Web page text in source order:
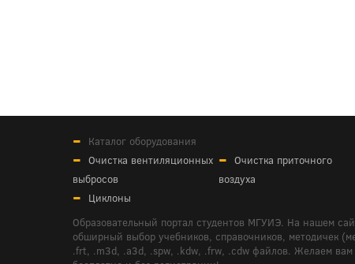
Каталог оборудования
Очистка вентиляционных
выбросов
Очистка приточного
воздуха
Циклоны
Образовательный портал студентов МГУИЭ. На нашем
обширный выбор учебников, справочников, методичек
.frt, .m3d, .a3d, .spw, .kdw, .frw, .cdw файлов. Желаем